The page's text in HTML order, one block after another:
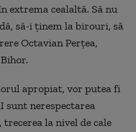
extrema cealaltă. Să nu
să-i ținem la birouri, să
Octavian Perțea,
apropiat, vor putea fi
nerespectarea
la nivel de cale